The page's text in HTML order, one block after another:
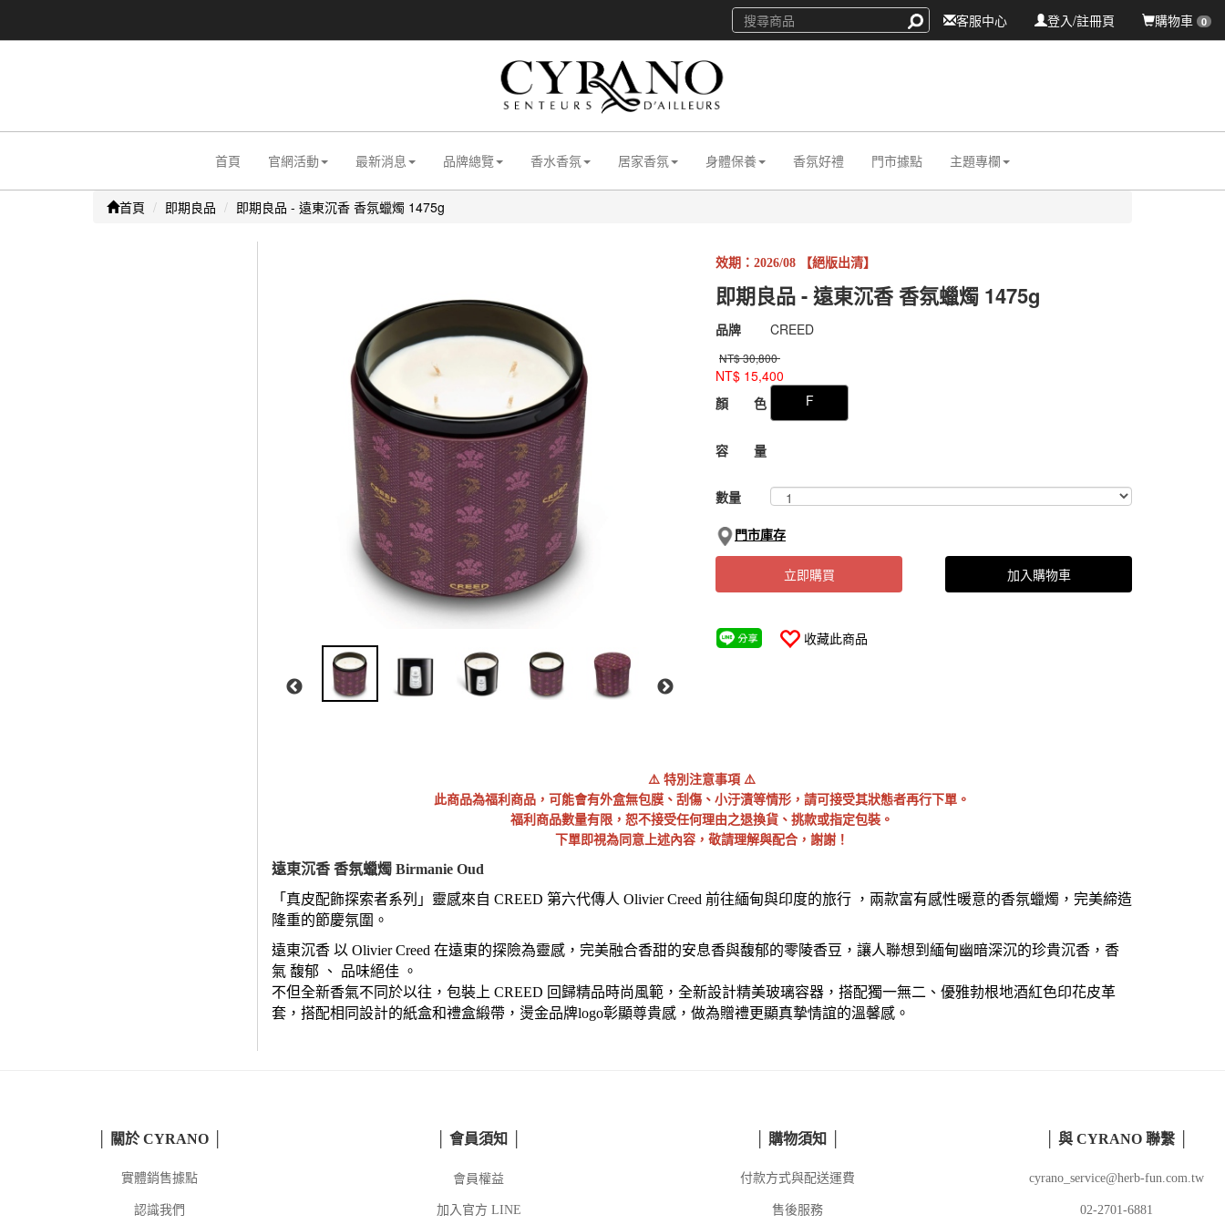
購物車 0
登入/註冊頁
客服中心
首頁 官網活動 最新消息 品牌總覽 香水香氛 居家香氛 身體保養 香氛好禮 門市據點 主題專欄
首頁 即期良品 即期良品 - 遠東沉香 香氛蠟燭 1475g
效期：2026/08 【絕版出清】
即期良品 - 遠東沉香 香氛蠟燭 1475g
商品代號 031aCR034
031aCR034
品牌 CREED
NT$30,800
NT$ 15,400
GOODS000000000000008546341
顏 色 F
容 量
數量
門市庫存
立即購買 加入購物車
收藏此商品
⚠️ 特別注意事項 ⚠️
此商品為福利商品，可能會有外盒無包膜、刮傷、小汙漬等情形，請可接受其狀態者再行下單。
福利商品數量有限，恕不接受任何理由之退換貨、挑款或指定包裝。
下單即視為同意上述內容，敬請理解與配合，謝謝！
遠東沉香 香氛蠟燭 Birmanie Oud
「真皮配飾探索者系列」 靈感來自 CREED 第六代傳人 Olivier Creed 前往緬甸與印度的旅行 ，兩款富有感性暖意的香氛蠟燭，完美締造
隆重的節慶氛圍。
遠東沉香 以 Olivier Creed 在遠東的探險為靈感，完美融合香甜的安息香與馥郁的零陵香豆，讓人聯想到緬甸幽暗深沉的珍貴沉香，香
氣 馥郁 、 品味絕佳 。
不但全新香氣不同於以往，包裝上 CREED 回歸精品時尚風範，全新設計精美玻璃容器，搭配獨一無二、優雅勃根地酒紅色印花皮革
套，搭配相同設計的紙盒和禮盒緞帶，燙金品牌logo彰顯尊貴感，做為贈禮更顯真摯情誼的溫馨感。
│ 關於 CYRANO │ │ 會員須知 │ │ 購物須知 │ │ 與 CYRANO 聯繫 │
實體銷售據點 會員權益 付款方式與配送運費 cyrano_service@herb-fun.com.tw
認識我們 加入官方 LINE 售後服務 02-2701-6881